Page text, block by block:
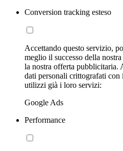
Conversion tracking esteso
Accettando questo servizio,
meglio il successo della
la nostra offerta pubblicitaria.
dati personali crittografati con
utilizzi già i loro servizi:
Google Ads
Performance